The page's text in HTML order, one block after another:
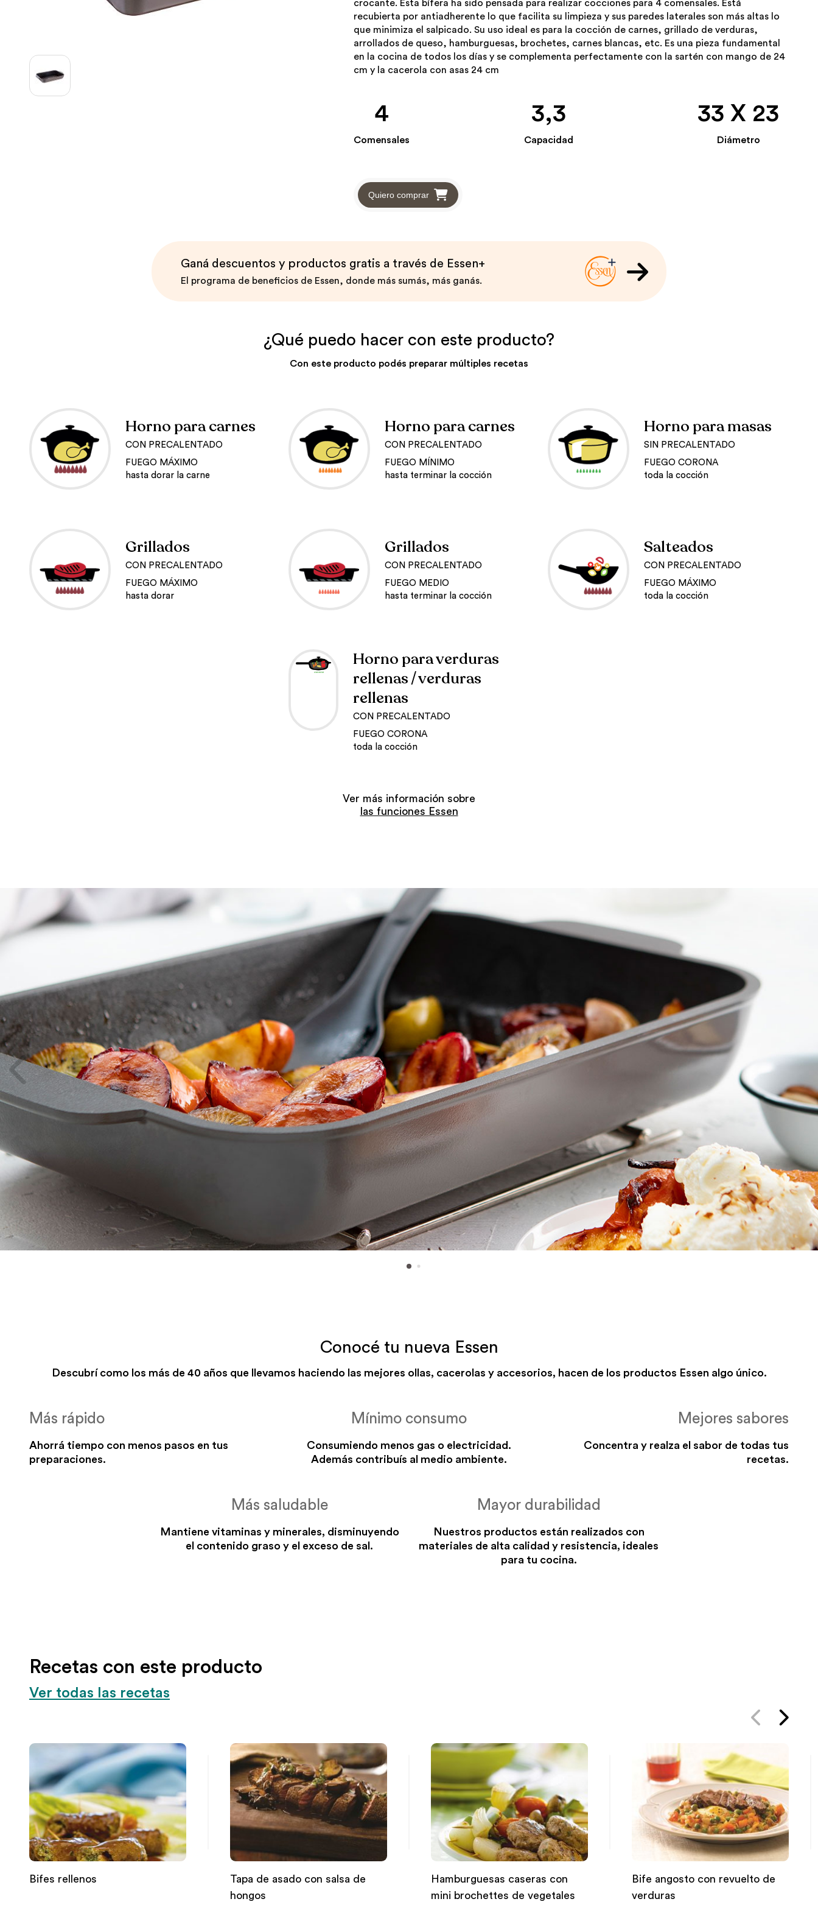
crocante. Esta bífera ha sido pensada para realizar cocciones para 4 comensales. Está
recubierta por antiadherente lo que facilita su limpieza y sus paredes laterales son más altas lo
que minimiza el salpicado. Su uso ideal es para la cocción de carnes, grillado de verduras,
arrollados de queso, hamburguesas, brochetes, carnes blancas, etc. Es una pieza fundamental
en la cocina de todos los días y se complementa perfectamente con la sartén con mango de 24
cm y la cacerola con asas 24 cm
4
Comensales
3,3
Capacidad
33 X 23
Diámetro
Quiero comprar
Ganá descuentos y productos gratis a través de Essen+
El programa de beneficios de Essen, donde más sumás, más ganás.
¿Qué puedo hacer con este producto?
Con este producto podés preparar múltiples recetas
Horno para carnes
CON PRECALENTADO
FUEGO MÁXIMO
hasta dorar la carne
Horno para carnes
CON PRECALENTADO
FUEGO MÍNIMO
hasta terminar la cocción
Horno para masas
SIN PRECALENTADO
FUEGO CORONA
toda la cocción
Grillados
CON PRECALENTADO
FUEGO MÁXIMO
hasta dorar
Grillados
CON PRECALENTADO
FUEGO MEDIO
hasta terminar la cocción
Salteados
CON PRECALENTADO
FUEGO MÁXIMO
toda la cocción
Horno para verduras
rellenas / verduras
rellenas
CON PRECALENTADO
FUEGO CORONA
toda la cocción
Ver más información sobre
las funciones Essen
Conocé tu nueva Essen
Descubrí como los más de 40 años que llevamos haciendo las mejores ollas, cacerolas y accesorios, hacen de los productos Essen algo único.
Más rápido
Ahorrá tiempo con menos pasos en tus
preparaciones.
Mínimo consumo
Consumiendo menos gas o electricidad.
Además contribuís al medio ambiente.
Mejores sabores
Concentra y realza el sabor de todas tus
recetas.
Más saludable
Mantiene vitaminas y minerales, disminuyendo
el contenido graso y el exceso de sal.
Mayor durabilidad
Nuestros productos están realizados con
materiales de alta calidad y resistencia, ideales
para tu cocina.
Recetas con este producto
Ver todas las recetas
Bifes rellenos
Tapa de asado con salsa de
hongos
Hamburguesas caseras con
mini brochettes de vegetales
Bife angosto con revuelto de
verduras